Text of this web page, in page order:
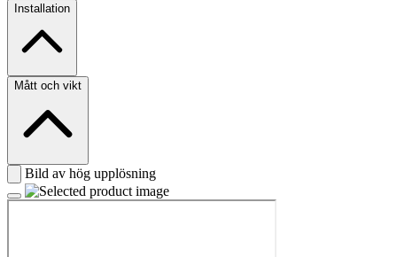
Installation
Mått och vikt
Bild av hög upplösning